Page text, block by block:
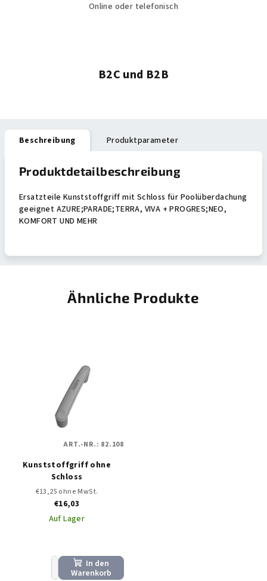
Online oder telefonisch
B2C und B2B
Beschreibung Produktparameter
Produktdetailbeschreibung
Ersatzteile Kunststoffgriff mit Schloss für Poolüberdachung
geeignet AZURE;PARADE;TERRA, VIVA + PROGRES;NEO,
KOMFORT UND MEHR
Ähnliche Produkte
Kunststoffgriff ohne
Schloss
€13,25 ohne MwSt.
€16,03
Auf Lager
In den
Warenkorb
ART.-NR.: 82.108